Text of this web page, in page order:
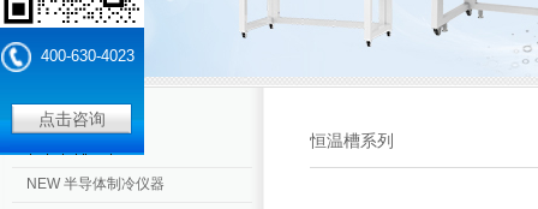
产品中心
NEW 半导体制冷仪器
恒温槽系列
400-630-4023
点击咨询